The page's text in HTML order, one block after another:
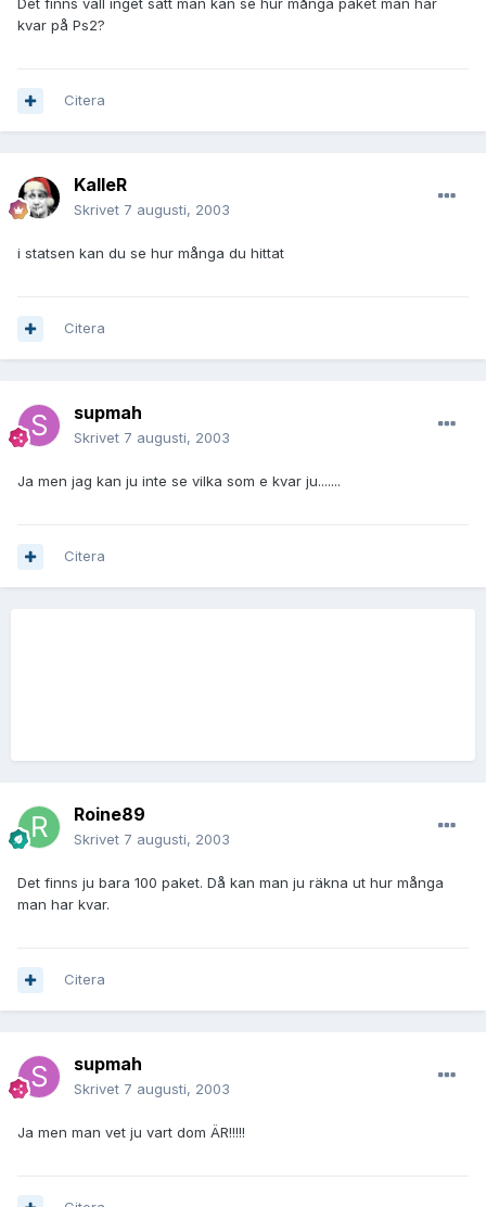
Det finns väll inget sätt man kan se hur många paket man har
kvar på Ps2?
Citera
KalleR
Skrivet 7 augusti, 2003
i statsen kan du se hur många du hittat
Citera
supmah
Skrivet 7 augusti, 2003
Ja men jag kan ju inte se vilka som e kvar ju.......
Citera
Roine89
Skrivet 7 augusti, 2003
Det finns ju bara 100 paket. Då kan man ju räkna ut hur många
man har kvar.
Citera
supmah
Skrivet 7 augusti, 2003
Ja men man vet ju vart dom ÄR!!!!!